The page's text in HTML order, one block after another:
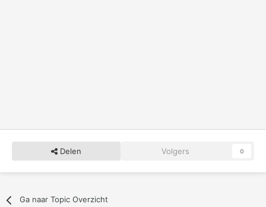
Delen Volgers 0
Ga naar Topic Overzicht